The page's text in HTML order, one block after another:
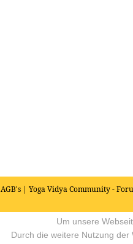
AGB's | Yoga Vidya Community -
Um unsere
Durch die weitere Nutzung der